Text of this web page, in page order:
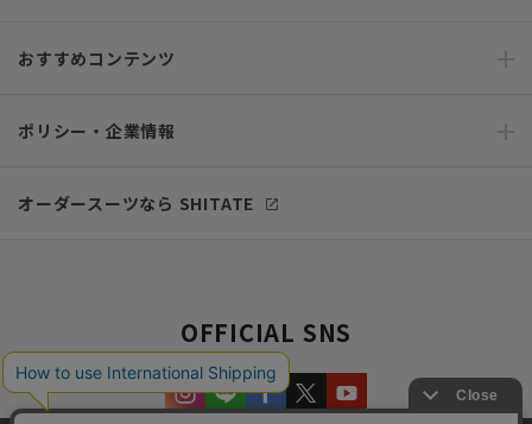
おすすめコンテンツ
ポリシー・企業情報
オーダースーツなら SHITATE
OFFICIAL SNS